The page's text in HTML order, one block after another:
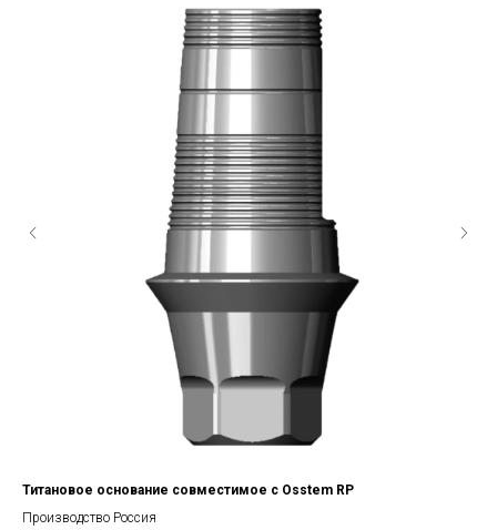
Титановое основание совместимое с Osstem RP
Производство Россия